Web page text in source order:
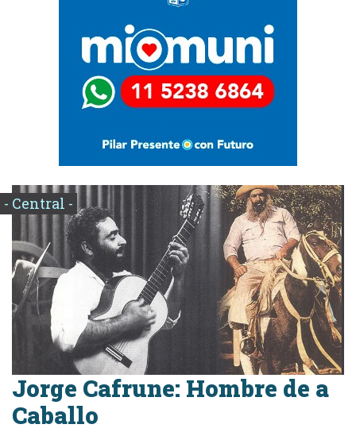
- Central -
Jorge Cafrune: Hombre de a
Caballo